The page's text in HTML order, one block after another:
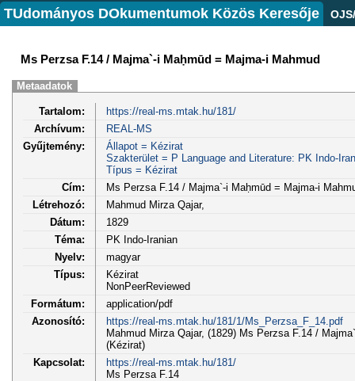
TUdományos DOkumentumok Közös Keresője
Ms Perzsa F.14 / Majma`-i Maḥmūd = Majma-i Mahmud
Metaadatok
Tartalom:
https://real-ms.mtak.hu/181/
Archívum:
REAL-MS
Gyűjtemény:
Állapot = Kézirat
Szakterület = P Language and Literature: PK Indo-
Típus = Kézirat
Cím:
Ms Perzsa F.14 / Majma`-i Maḥmūd = Majma-i
Létrehozó:
Mahmud Mirza Qajar,
Dátum:
1829
Téma:
PK Indo-Iranian
Nyelv:
magyar
Típus:
Kézirat
NonPeerReviewed
Formátum:
application/pdf
Azonosító:
https://real-ms.mtak.hu/181/1/Ms_Perzsa_F_14.pdf
Mahmud Mirza Qajar, (1829) Ms Perzsa F.14 /
(Kézirat)
Kapcsolat:
https://real-ms.mtak.hu/181/
Ms Perzsa F.14